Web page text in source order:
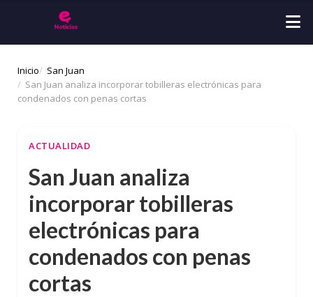
Inicio
San Juan
San Juan analiza incorporar tobilleras electrónicas para
condenados con penas cortas
ACTUALIDAD
San Juan analiza
incorporar tobilleras
electrónicas para
condenados con penas
cortas